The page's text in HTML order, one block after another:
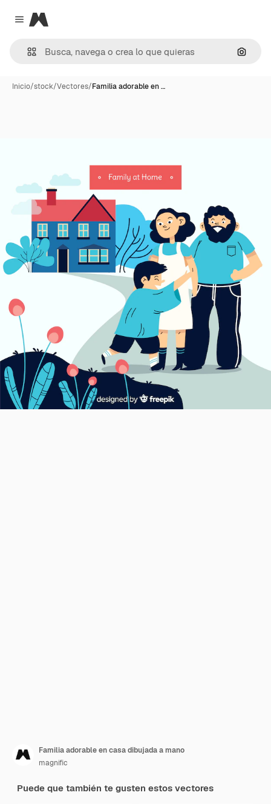
Close menu
Magnific
Inicio/stock/Vectores/Familia adorable en …
Familia adorable en casa dibujada a mano
magnific
Puede que también te gusten estos vectores